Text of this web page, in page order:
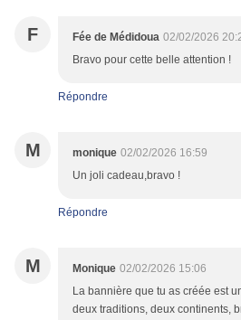
F Fée de Médidoua 02/02/2026
Bravo pour cette belle attention !
Répondre
M monique 02/02/2026 16:59
Un joli cadeau,bravo !
Répondre
M Monique 02/02/2026 15:06
La bannière que tu as créée est
deux traditions, deux continents,